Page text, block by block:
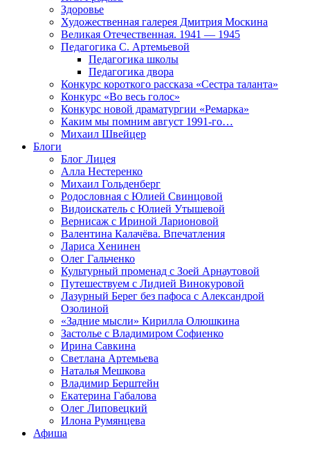
Здоровье
Художественная галерея Дмитрия Москина
Великая Отечественная. 1941 — 1945
Педагогика С. Артемьевой
Педагогика школы
Педагогика двора
Конкурс короткого рассказа «Сестра таланта»
Конкурс «Во весь голос»
Конкурс новой драматургии «Ремарка»
Каким мы помним август 1991-го…
Михаил Швейцер
Блоги
Блог Лицея
Алла Нестеренко
Михаил Гольденберг
Родословная с Юлией Свинцовой
Видоискатель с Юлией Утышевой
Вернисаж с Ириной Ларионовой
Валентина Калачёва. Впечатления
Лариса Хенинен
Олег Гальченко
Культурный променад с Зоей Арнаутовой
Путешествуем с Лидией Винокуровой
Лазурный Берег без пафоса с Александрой
Озолиной
«Задние мысли» Кирилла Олюшкина
Застолье с Владимиром Софиенко
Ирина Савкина
Светлана Артемьева
Наталья Мешкова
Владимир Берштейн
Екатерина Габалова
Олег Липовецкий
Илона Румянцева
Афиша